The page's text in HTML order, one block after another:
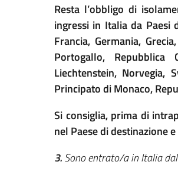
Resta l’obbligo di
ingressi in Italia da Paesi
Francia, Germania,
Portogallo, Repubblica
Liechtenstein,
Principato di Monaco,
Si consiglia, prima di
nel Paese di destinazione
3.Sono entrato/a in Italia